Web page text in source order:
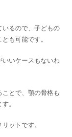
いるので、子どもの
も可能です。
いケースもないわ
とで、顎の骨格も
。
ットです。